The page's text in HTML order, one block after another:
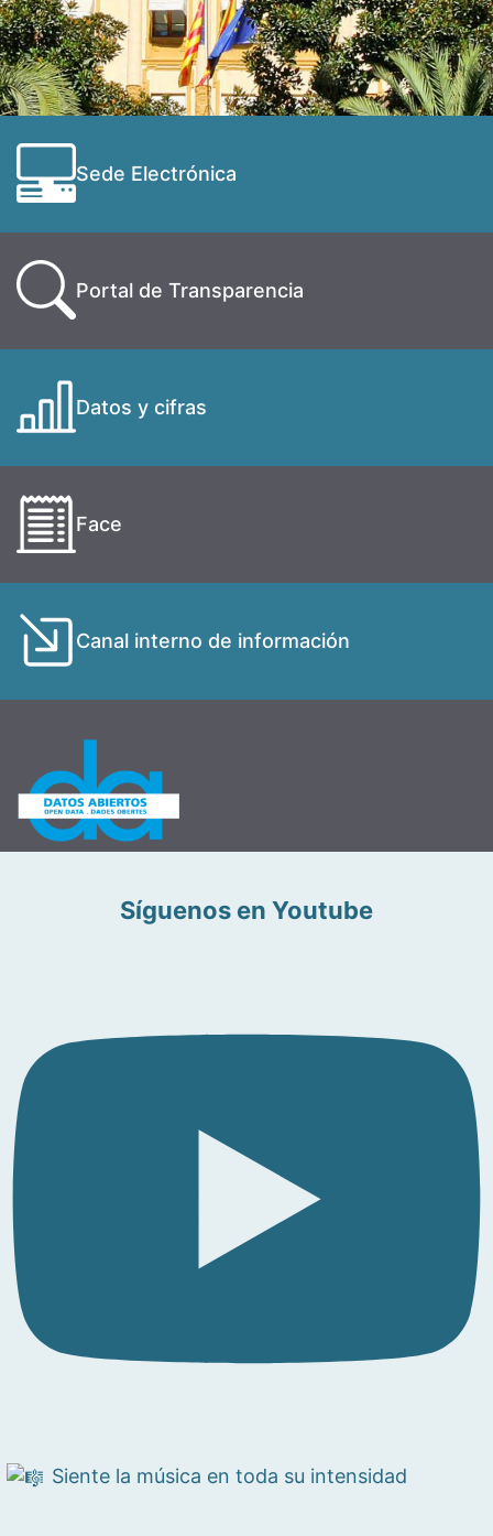
Sede Electrónica
Portal de Transparencia
Datos y cifras
Face
Canal interno de información
Síguenos en Youtube
Siente la música en toda su intensidad